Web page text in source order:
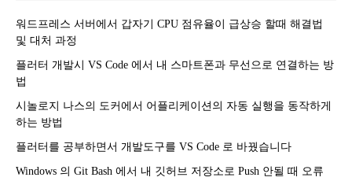
워드프레스 서버에서 갑자기 CPU 점유율이 급상승 할때 해결법
및 대처 과정
플러터 개발시 VS Code 에서 내 스마트폰과 무선으로 연결하는 방
법
시놀로지 나스의 도커에서 어플리케이션의 자동 실행을 동작하게
하는 방법
플러터를 공부하면서 개발도구를 VS Code 로 바꿨습니다
Windows 의 Git Bash 에서 내 깃허브 저장소로 Push 안될 때 오류